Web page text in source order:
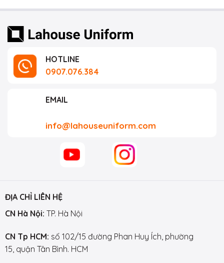
HOTLINE
0907.076.384
EMAIL
info@lahouseuniform.com
ĐỊA CHỈ LIÊN HỆ
CN Hà Nội: TP. Hà Nội
CN Tp HCM: số 102/15 đường Phan Huy Ích, phường
15, quận Tân Bình. HCM